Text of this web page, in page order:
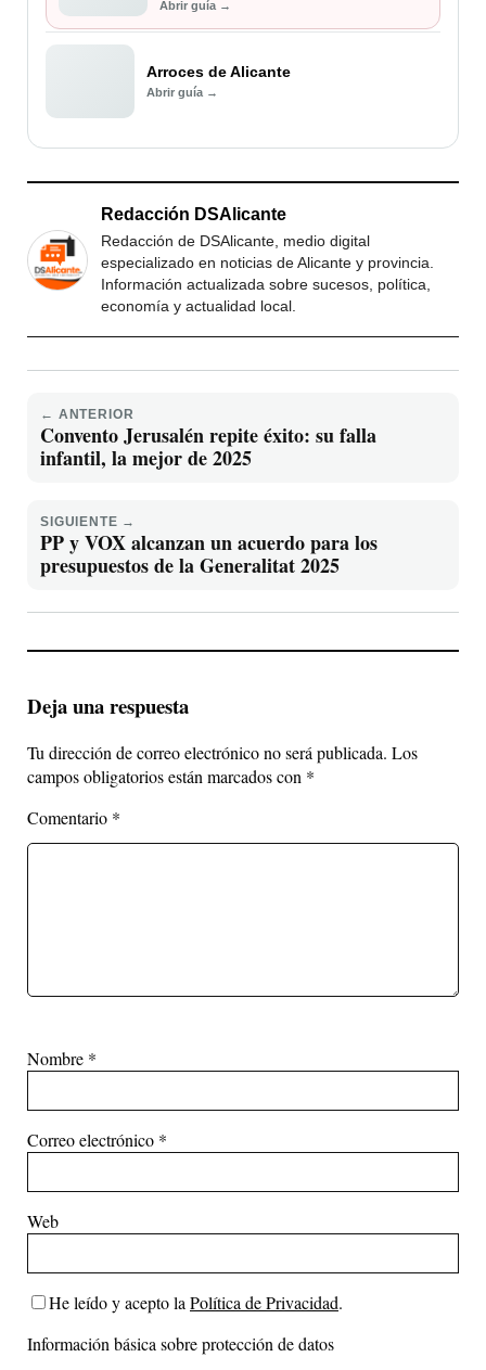
Abrir guía →
Arroces de Alicante
Abrir guía →
Redacción DSAlicante
Redacción de DSAlicante, medio digital
especializado en noticias de Alicante y provincia.
Información actualizada sobre sucesos, política,
economía y actualidad local.
← ANTERIOR
Convento Jerusalén repite éxito: su falla
infantil, la mejor de 2025
SIGUIENTE →
PP y VOX alcanzan un acuerdo para los
presupuestos de la Generalitat 2025
Deja una respuesta
Tu dirección de correo electrónico no será publicada. Los
campos obligatorios están marcados con *
Comentario *
Nombre *
Correo electrónico *
Web
He leído y acepto la Política de Privacidad.
Información básica sobre protección de datos